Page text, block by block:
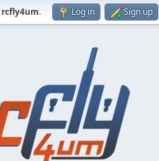
rcfly4um. Log in Sign up